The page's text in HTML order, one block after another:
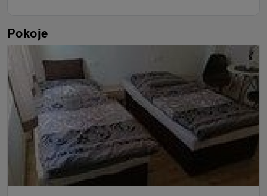
Pokoje